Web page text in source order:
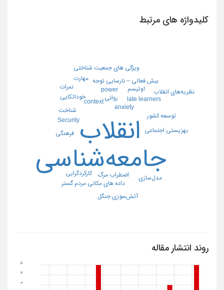
کلیدواژه های مرتبط
انقلاب
جامعه‌شناسی
anxiety
context late learners
power
Security
اضطراب مرگ
اوتیسم
بهزیستی اجتماعی
بیش فعالی – نارسایی توجه
خوداتکایی
داده های مکانی مردم گستر
ویژگی های جمعیت شناختی
کارکردگرایی
آتش‌سوزی جنگل
توسعه کشور
روانی
شناخت
فرهنگی
مدل‌سازی
مهارت
نظریه‌های انقلاب
نمرات
روند انتشار مقاله
3
4
5